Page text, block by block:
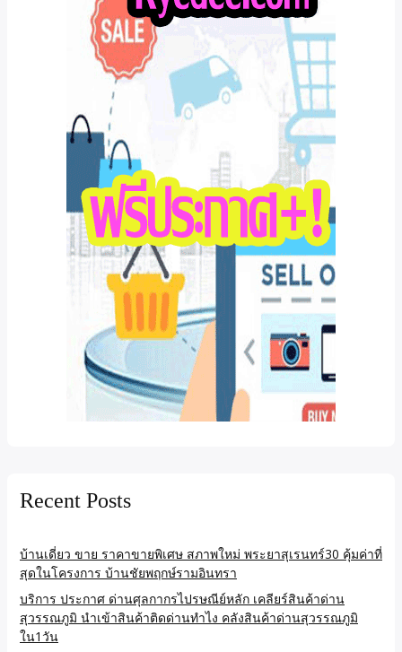
Recent Posts
บ้านเดี่ยว ขาย ราคาขายพิเศษ สภาพใหม่ พระยาสุเรนทร์30 คุ้มค่าที่
สุดในโครงการ บ้านชัยพฤกษ์รามอินทรา
บริการ ประกาศ ด่านศุลกากรไปรษณีย์หลัก เคลียร์สินค้าด่าน
สุวรรณภูมิ นำเข้าสินค้าติดด่านทำไง คลังสินค้าด่านสุวรรณภูมิ
ใน1วัน